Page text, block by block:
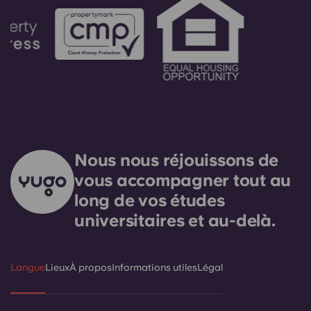
Nous nous réjouissons de
vous accompagner tout au
long de vos études
universitaires et au-delà.
LangueLieuxÀ proposInformations utilesLégal